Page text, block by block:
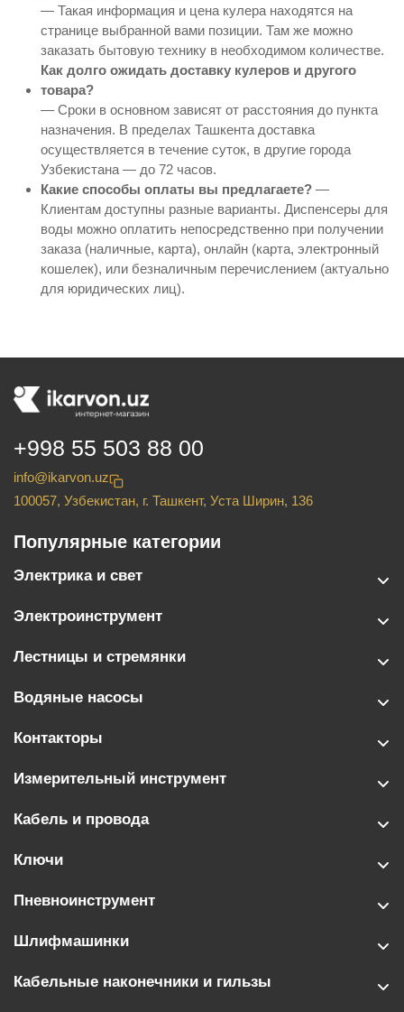
— Такая информация и цена кулера находятся на
странице выбранной вами позиции. Там же можно
заказать бытовую технику в необходимом количестве.
Как долго ожидать доставку кулеров и другого
товара?
— Сроки в основном зависят от расстояния до пункта
назначения. В пределах Ташкента доставка
осуществляется в течение суток, в другие города
Узбекистана — до 72 часов.
Какие способы оплаты вы предлагаете? —
Клиентам доступны разные варианты. Диспенсеры для
воды можно оплатить непосредственно при получении
заказа (наличные, карта), онлайн (карта, электронный
кошелек), или безналичным перечислением (актуально
для юридических лиц).
+998 55 503 88 00
info@ikarvon.uz
100057, Узбекистан, г. Ташкент, Уста Ширин, 136
Популярные категории
Электрика и свет
Электроинструмент
Лестницы и стремянки
Водяные насосы
Контакторы
Измерительный инструмент
Кабель и провода
Ключи
Пневноинструмент
Шлифмашинки
Кабельные наконечники и гильзы